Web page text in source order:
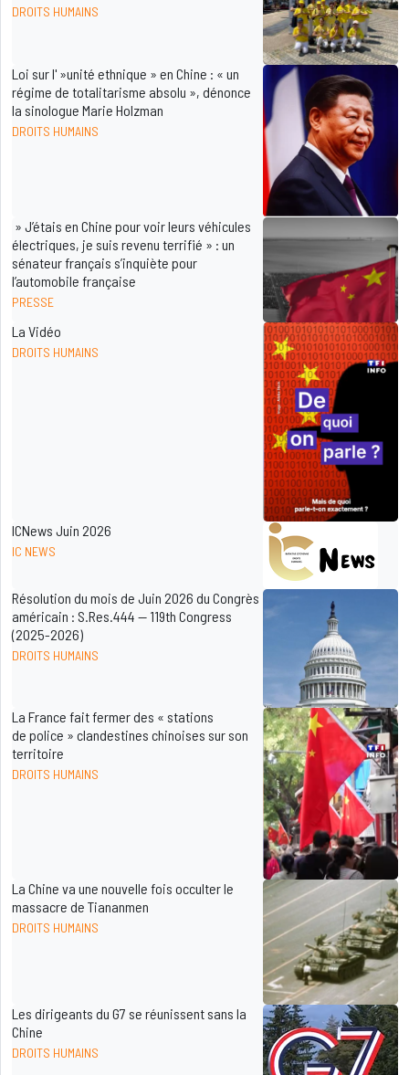
DROITS HUMAINS
Loi sur l' »unité ethnique » en Chine : « un
régime de totalitarisme absolu », dénonce
la sinologue Marie Holzman
DROITS HUMAINS
» J’étais en Chine pour voir leurs véhicules
électriques, je suis revenu terrifié » : un
sénateur français s’inquiète pour
l’automobile française
PRESSE
La Vidéo
DROITS HUMAINS
ICNews Juin 2026
IC NEWS
Résolution du mois de Juin 2026 du Congrès
américain : S.Res.444 — 119th Congress
(2025-2026)
DROITS HUMAINS
La France fait fermer des « stations
de police » clandestines chinoises sur son
territoire
DROITS HUMAINS
La Chine va une nouvelle fois occulter le
massacre de Tiananmen
DROITS HUMAINS
Les dirigeants du G7 se réunissent sans la
Chine
DROITS HUMAINS